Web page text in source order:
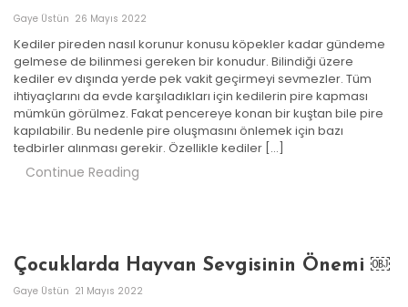
Gaye Üstün 26 Mayıs 2022
Kediler pireden nasıl korunur konusu köpekler kadar gündeme
gelmese de bilinmesi gereken bir konudur. Bilindiği üzere
kediler ev dışında yerde pek vakit geçirmeyi sevmezler. Tüm
ihtiyaçlarını da evde karşıladıkları için kedilerin pire kapması
mümkün görülmez. Fakat pencereye konan bir kuştan bile pire
kapılabilir. Bu nedenle pire oluşmasını önlemek için bazı
tedbirler alınması gerekir. Özellikle kediler […]
Continue Reading
Çocuklarda Hayvan Sevgisinin Önemi ￼
Gaye Üstün 21 Mayıs 2022